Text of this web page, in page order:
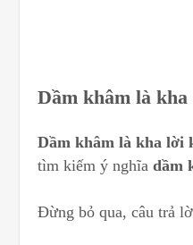
Dầm khâm là
Dầm khâm là kha lời
tìm kiếm ý nghĩa dầm
Đừng bỏ qua, câu trả